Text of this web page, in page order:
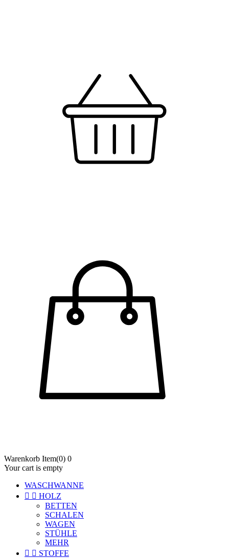
Warenkorb Item(0) 0
Your cart is empty
WASCHWANNE
  HOLZ
BETTEN
SCHALEN
WAGEN
STÜHLE
MEHR
  STOFFE